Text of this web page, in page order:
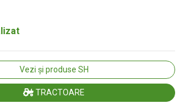
Vezi și produse SH
TRACTOARE